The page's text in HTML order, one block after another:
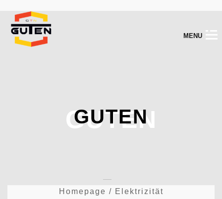
M ENU
GUTEN
GUTEN
Homepage / Elektrizität